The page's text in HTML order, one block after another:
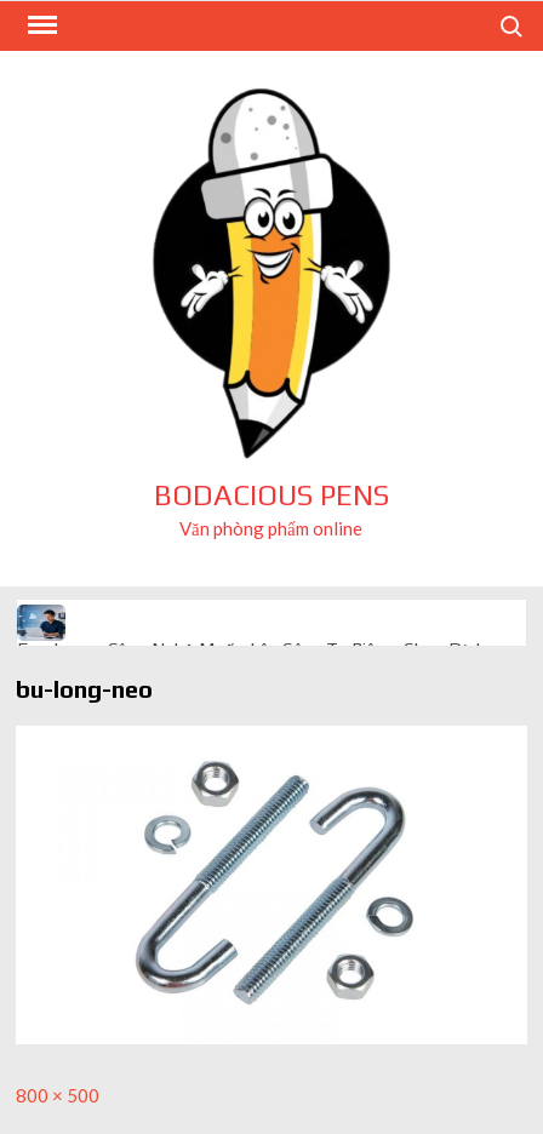
Skip
BODACIOUS PENS
Văn phòng phẩm online
Freelancer Công Nghệ Muốn Lên Công Ty Riêng: Chọn Dịch
Quà cá nhân hóa: vì sao món làm riêng luôn ghi điểm
AI trong doanh nghiệp: Phân biệt RPA, workflow và AI agent
Ứng dụng AI trong doanh nghiệp để cắt giảm chi phí vận hành
Ứng dụng AI cho chăm sóc khách hàng giúp web phản hồi
AI agent cho doanh nghiệp khác chatbot truyền thống ra sao
bu-long-neo
Full
800 × 500